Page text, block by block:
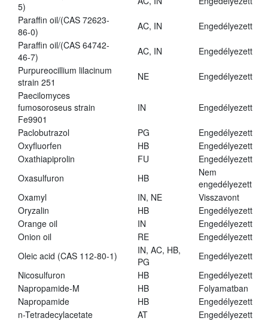
5)
Paraffin oil/(CAS 72623-
86-0)
AC, IN
Engedélyezett
Paraffin oil/(CAS 64742-
46-7)
AC, IN
Engedélyezett
Purpureocillium lilacinum
strain 251
NE
Engedélyezett
Paecilomyces
fumosoroseus strain
Fe9901
IN Engedélyezett
Paclobutrazol PG
Engedélyezett
Oxyfluorfen
HB
Engedélyezett
Oxathiapiprolin
FU
Engedélyezett
Oxasulfuron
HB
Nem
engedélyezett
Oxamyl
IN, NE
Visszavont
Oryzalin
HB
Engedélyezett
Orange oil
IN
Engedélyezett
Onion oil
RE
Engedélyezett
Oleic acid (CAS 112-80-1)
IN, AC, HB,
PG
Engedélyezett
Nicosulfuron
HB
Engedélyezett
Napropamide-M
HB
Folyamatban
Napropamide
HB
Engedélyezett
n-Tetradecylacetate
AT
Engedélyezett